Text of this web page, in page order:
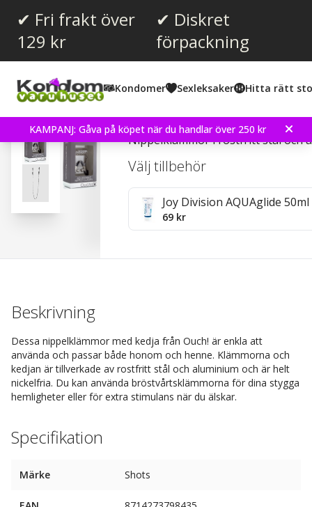
✔ Fri frakt över
129 kr
✔ Diskret
förpackning
Kondomer Sexleksaker Hitta rätt
KAMPANJ: Gåva på köpet när du handlar över 250 kr
Adjustable Nipple
Nippelklämmor i rostfritt stål och
Välj tillbehör
Joy Division AQUAglide
69 kr
Beskrivning
Dessa nippelklämmor med kedja från Ouch! är enkla att
använda och passar både honom och henne. Klämmorna och
kedjan är tillverkade av rostfritt stål och aluminium och är helt
nickelfria. Du kan använda bröstvårtsklämmorna för dina stygga
hemligheter eller för extra stimulans när du älskar.
Specifikation
Märke Shots